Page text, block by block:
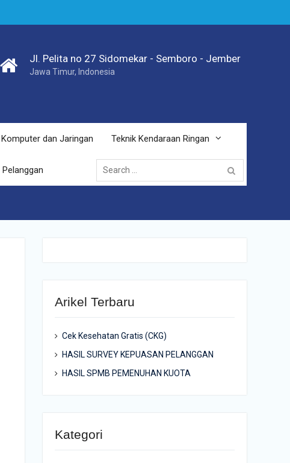
Jl. Pelita no 27 Sidomekar - Semboro - Jember
Jawa Timur, Indonesia
dan Jaringan Teknik Kendaraan Ringan
Search
for:
Arikel Terbaru
Cek Kesehatan Gratis (CKG)
HASIL SURVEY KEPUASAN PELANGGAN
HASIL SPMB PEMENUHAN KUOTA
Kategori